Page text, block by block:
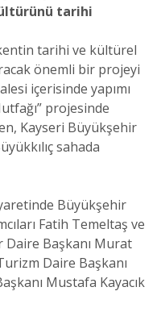
tarihi
tarihi ve kültürel
önemli bir projeyi
içerisinde yapımı
projesinde
Kayseri Büyükşehir
sahada
Büyükşehir
Fatih Temeltaş ve
Daire Başkanı Murat
Daire Başkanı
Mustafa Kayacık